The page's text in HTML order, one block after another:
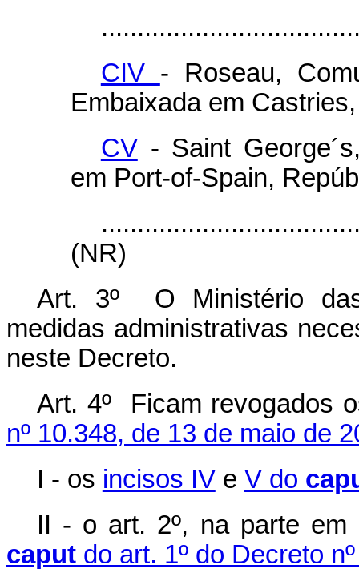
CIV - Roseau,
Embaixada em
CV- Saint
em Port-of-Spain,
(NR)
Art. 3º O Ministério
medidas administrativas
neste Decreto.
Art. 4º Ficam revogados
nº 10.348, de 13 de maio de
I - os incisos IVe V do
II - o art. 2º, na parte
caput do art. 1º do Decreto